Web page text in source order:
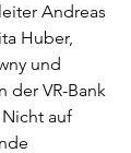
Andreas
Huber,
und
der VR-Bank
auf